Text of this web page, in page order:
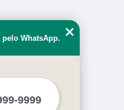
WhatsApp.